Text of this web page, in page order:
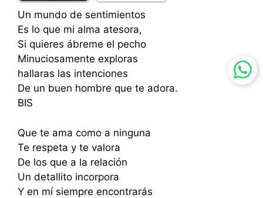
Un mundo de sentimientos
Es lo que mi alma atesora,
Si quieres ábreme el pecho
Minuciosamente exploras
hallaras las intenciones
De un buen hombre que te adora.
BIS
Que te ama como a ninguna
Te respeta y te valora
De los que a la relación
Un detallito incorpora
Y en mí siempre encontrarás